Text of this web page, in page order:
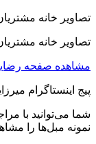
تصاویر خانه
تصاویر خانه
مشاهده صفحه
پیج اینستاگرام
شما می‌توانید با
نمونه مبل‌ها را